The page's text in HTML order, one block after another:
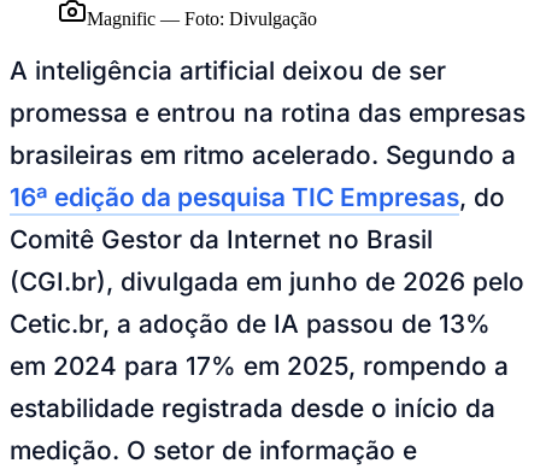
Panorama Econômico
Para Sua Empresa
Anuncie no Portal
Anunciar Vagas Novo
NBA
NFL
UFC
Tênis (ATP)
MLB
Atletismo
NBB
Competições de Futebol
Magnific — Foto: Divulgação
A inteligência artificial deixou de ser
promessa e entrou na rotina das empresas
brasileiras em ritmo acelerado. Segundo a
16ª edição da pesquisa TIC Empresas, do
Comitê Gestor da Internet no Brasil
(CGI.br), divulgada em junho de 2026 pelo
Cetic.br, a adoção de IA passou de 13%
em 2024 para 17% em 2025, rompendo a
estabilidade registrada desde o início da
medição. O setor de informação e